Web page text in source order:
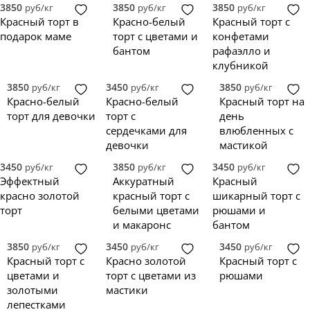
3850 руб/кг
Красный торт в
подарок маме
3850 руб/кг
Красно-белый
торт с цветами и
бантом
3850 руб/кг
Красный торт с
конфетами
рафаэлло и
клубникой
3850 руб/кг
Красно-белый
торт для девочки
3450 руб/кг
Красно-белый
торт с
сердечками для
девочки
3850 руб/кг
Красный торт на
день
влюбленных с
мастикой
3450 руб/кг
Эффектный
красно золотой
торт
3850 руб/кг
Аккуратный
красный торт с
белыми цветами
и макаронс
3450 руб/кг
Красный
шикарный торт с
рюшами и
бантом
3850 руб/кг
Красный торт с
цветами и
золотыми
лепестками
3450 руб/кг
Красно золотой
торт с цветами из
мастики
3450 руб/кг
Красный торт с
рюшами